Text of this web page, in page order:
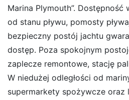
Marina Plymouth”. Dostępność
od stanu pływu, pomosty
bezpieczny postój jachtu
dostęp. Poza spokojnym
zaplecze remontowe, stację
W niedużej odległości od
supermarkety spożywcze oraz